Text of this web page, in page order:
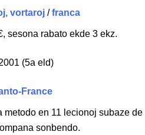
vortaroj /franca
sesona rabato ekde 3 ekz.
(5a eld)
France
metodo en 11 lecionoj subaze
sonbendo.